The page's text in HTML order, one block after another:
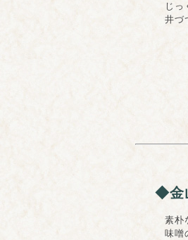
じっくり
井づつや
◆金
素朴な
味噌の